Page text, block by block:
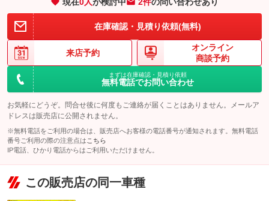
在庫確認・見積り依頼(無料)
来店予約
オンライン
商談予約
まずは在庫確認・見積り依頼
無料電話でお問い合わせ
お気軽にどうぞ。問合せ後に何度もご連絡が届くことはありません。メールア
ドレスは販売店に公開されません。
※無料電話をご利用の場合は、販売店へお客様の電話番号が通知されます。無料電話
番号ご利用の際の注意点は こちら
IP電話、ひかり電話からはご利用いただけません。
この販売店の同一車種